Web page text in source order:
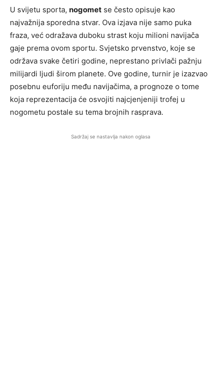
U svijetu sporta, nogomet se često opisuje kao
najvažnija sporedna stvar. Ova izjava nije samo puka
fraza, već odražava duboku strast koju milioni navijača
gaje prema ovom sportu. Svjetsko prvenstvo, koje se
održava svake četiri godine, neprestano privlači pažnju
milijardi ljudi širom planete. Ove godine, turnir je izazvao
posebnu euforiju među navijačima, a prognoze o tome
koja reprezentacija će osvojiti najcjenjeniji trofej u
nogometu postale su tema brojnih rasprava.
Sadržaj se nastavlja nakon oglasa